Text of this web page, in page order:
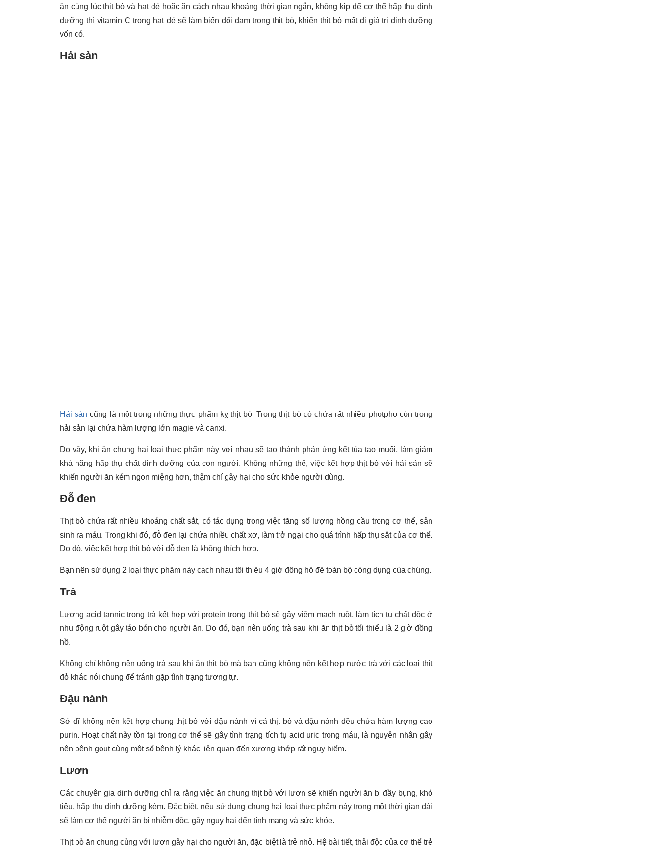
ăn cùng lúc thịt bò và hạt dẻ hoặc ăn cách nhau khoảng thời gian ngắn, không kịp để cơ thể hấp thụ dinh
dưỡng thì vitamin C trong hạt dẻ sẽ làm biến đổi đạm trong thịt bò, khiến thịt bò mất đi giá trị dinh dưỡng
vốn có.
Hải sản
Hải sản cũng là một trong những thực phẩm kỵ thịt bò. Trong thịt bò có chứa rất nhiều photpho còn trong
hải sản lại chứa hàm lượng lớn magie và canxi.
Do vậy, khi ăn chung hai loại thực phẩm này với nhau sẽ tạo thành phản ứng kết tủa tạo muối, làm giảm
khả năng hấp thụ chất dinh dưỡng của con người. Không những thế, việc kết hợp thịt bò với hải sản sẽ
khiến người ăn kém ngon miệng hơn, thậm chí gây hại cho sức khỏe người dùng.
Đỗ đen
Thịt bò chứa rất nhiều khoáng chất sắt, có tác dụng trong việc tăng số lượng hồng cầu trong cơ thể, sản
sinh ra máu. Trong khi đó, đỗ đen lại chứa nhiều chất xơ, làm trở ngại cho quá trình hấp thụ sắt của cơ thể.
Do đó, việc kết hợp thịt bò với đỗ đen là không thích hợp.
Bạn nên sử dụng 2 loại thực phẩm này cách nhau tối thiểu 4 giờ đồng hồ để toàn bộ công dụng của chúng.
Trà
Lượng acid tannic trong trà kết hợp với protein trong thịt bò sẽ gây viêm mạch ruột, làm tích tụ chất độc ở
nhu động ruột gây táo bón cho người ăn. Do đó, bạn nên uống trà sau khi ăn thịt bò tối thiểu là 2 giờ đồng
hồ.
Không chỉ không nên uống trà sau khi ăn thịt bò mà bạn cũng không nên kết hợp nước trà với các loại thịt
đỏ khác nói chung để tránh gặp tình trạng tương tự.
Đậu nành
Sở dĩ không nên kết hợp chung thịt bò với đậu nành vì cả thịt bò và đậu nành đều chứa hàm lượng cao
purin. Hoạt chất này tồn tại trong cơ thể sẽ gây tình trạng tích tụ acid uric trong máu, là nguyên nhân gây
nên bệnh gout cùng một số bệnh lý khác liên quan đến xương khớp rất nguy hiểm.
Lươn
Các chuyên gia dinh dưỡng chỉ ra rằng việc ăn chung thịt bò với lươn sẽ khiến người ăn bị đầy bụng, khó
tiêu, hấp thu dinh dưỡng kém. Đặc biệt, nếu sử dụng chung hai loại thực phẩm này trong một thời gian dài
sẽ làm cơ thể người ăn bị nhiễm độc, gây nguy hại đến tính mạng và sức khỏe.
Thịt bò ăn chung cùng với lươn gây hại cho người ăn, đặc biệt là trẻ nhỏ. Hệ bài tiết, thải độc của cơ thể trẻ